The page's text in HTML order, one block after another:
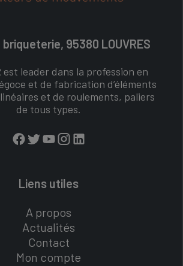
95380 LOUVRES
est leader dans la profession en
et de fabrication d’éléments
et de roulements, paliers
de tous types.
Liens utiles
A propos
Actualités
Contact
Mon compte